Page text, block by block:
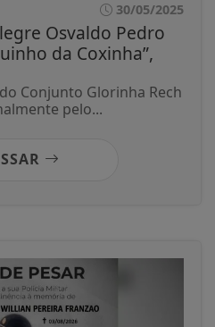
30/05/2025
Osvaldo Pedro
da Coxinha”,
Conjunto Glorinha Rech
pelo...